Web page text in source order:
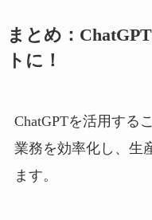
まとめ：
トに！
ChatGPTを活用する
業務を効率化し、生
ます。